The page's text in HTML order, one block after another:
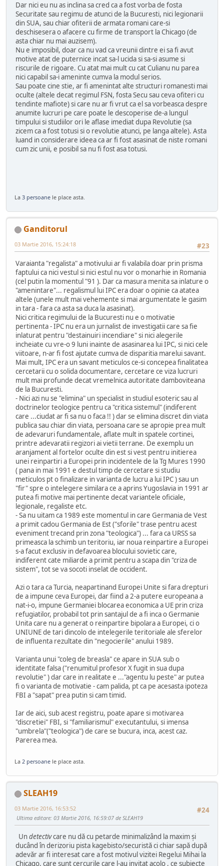
Dar nici eu nu as inclina sa cred ca a fost vorba de fosta
Securitate sau regimu de atunci de la Bucuresti, nici legionarii
din SUA, sau chiar ofiterii de armata romani care-si
deschisesera o afacere cu firme de transport la Chicago (de
asta chiar nu mai auzisem).
Nu e imposibil, doar ca nu vad ca vreunii dintre ei sa fi avut
motive atat de puternice incat sa-l ucida si sa-si asume si
riscurile de rigoare. Cu atat mai mult cu cat Culianu nu parea
nici capabil sa-i ameninte cumva la modul serios.
Sau poate cine stie, ar fi amenintat alte structuri romanesti mai
oculte (altele decat regimul FSN, fosta Secu sau ceva ofiteri cu
tendinte mafiote) si care nu ar fi vrut ca el sa vorbeasca despre
anumite lucruri pe care poate le descoperise de-a lungul
timpului si studiilor ori le aflase imediat dupa Revolutie (sa
zicem ca a fost totusi si o revolutie atunci, pe langa altele). Asta
luand in considerare ideea ca ar fi fost asasinat de niste romani
cum zic unii, e posibil sa nu fi fost asa totusi.
La 3 persoane le place asta.
Ganditorul
#23
03 Martie 2016, 15:24:18
Varaianta "regalista" a motivului ar fi valabila doar prin prisma
faptului ca nici vestul si nici estul nu vor o monarhie in Romania
(cel putin la momentul "91 ). Dar ca masura menita sa inlature o
"amenintare"... regalismul lui IPC era doar o opinie ca atatea
altele (unele mult mai vehemente si mai argumentate le gasim
in tara - fara ca asta sa duca la asasinat).
Nici critica regimului de la Bucuresti nu e o motivatie
pertinenta - IPC nu era un jurnalist de investigatii care sa fie
inlaturat pentru "destainuiri incendiare" si nici alegerile
incheiate cu vre-o 9 luni inainte de asasinarea lui IPC, si nici cele
viitoare, n-ar fi fost ajutate cumva de disparitia marelui savant.
Mai mult, IPC era un savant meticulos ce-si concepea finalitatea
cercetarii cu o solida documentare, cercetare ce viza lucruri
mult mai profunde decat vremelnica autoritate damboviteana
de la Bucuresti.
- Nici azi nu se "elimina" un specialist in studiul esoteric sau al
doctrinelor teologice pentru ca "critica sistemul" (indiferent
care ...ciudat ar fi sa nu o faca !! ) dar se elimina discret din viata
publica sau chiar din viata, persoana care se apropie prea mult
de adevaruri fundamentale, aflate mult in spatele cortinei,
printre adevaratii regizori ai vietii terrane. De exemplu un
aranjament al fortelor oculte din est si vest pentru initierea
unei reinpartiri a Europei prin incidentele de la Tg Mures 1990
( pana in mai 1991 e destul timp de cercetare si studiu
meticulos pt o finalizare in varianta de lucru a lui IPC ) sau un
"fir" spre o intelegere similara ce a aprins Yugoslavia in 1991 ar
putea fi motive mai pertinente decat variantele oficiale,
legionale, regaliste etc.
- Sa nu uitam ca 1989 este momentul in care Germania de Vest
a primit cadou Germania de Est ("sforile" trase pentru acest
eveniment trecand prin zona "teologica") ... fara ca URSS sa
primeasca la schimb un teritoriu, iar noua reinpartire a Europei
s-a facut exclusiv in defavoarea blocului sovietic care,
indiferent cate miliarde a primit pentru a scapa din "criza de
sistem", tot se va socoti inselat de occident.
Azi o tara ca Turcia, neapartinand Europei Unite si fara drepturi
de a impune ceva Europei, dar fiind a 2-a putere europeana a
nat-i-o, impune Germaniei blocarea economica a UE prin criza
refugiatilor, probabil tot prin santajul de a fi inca o Germanie
Unita care nu a generat o reinpartire bipolara a Europei, ci o
UNIUNE de tari dincolo de intelegerile teritoriale ale sferelor
de influenta rezultate din "negocierile" anului 1989.
Varianta unui "coleg de breasla" ce apare in SUA sub o
identitate falsa ("renumitul profesor X fugit in sua dupa
revolutie" ) dar care in realitate e ..."agentu lu peste" ar putea
fi o varianta de motivatie - cam palida, pt ca pe acesasta ipoteza
FBI a "sapat" prea putin si cam timid.
Iar de aici, sub acest registru, poate apare si motivarea
"discretiei" FBI, si "familiarismul" executantului, si imensa
"umbrela"("teologica") de care se bucura, inca, acest caz.
Parerea mea.
La 2 persoane le place asta.
SLEAH19
#24
03 Martie 2016, 16:53:52
Ultima editare: 03 Martie 2016, 16:59:07 de SLEAH19
Undetectivcare nu dă cu petarde minimalizând la maxim şi
ducând în derizoriu pista kagebisto/securistă ci chiar sapă după
adevăr ar fi interesat care a fost motivul vizitei Regelui Mihai la
Chicago, care sunt cercurile care l-au invitat acolo , ce subiecte